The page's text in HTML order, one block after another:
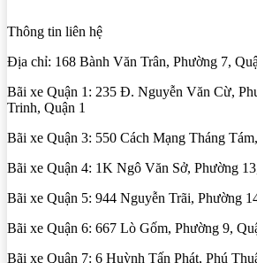
Thông tin liên hệ
Địa chỉ: 168 Bành Văn Trân, Phường 7,
Bãi xe Quận 1: 235 Đ. Nguyễn Văn Cừ,
Trinh, Quận 1
Bãi xe Quận 3: 550 Cách Mạng Tháng
Bãi xe Quận 4: 1K Ngô Văn Sở, Phường
Bãi xe Quận 5: 944 Nguyễn Trãi, Phường
Bãi xe Quận 6: 667 Lò Gốm, Phường 9,
Bãi xe Quận 7: 6 Huỳnh Tấn Phát, Phú